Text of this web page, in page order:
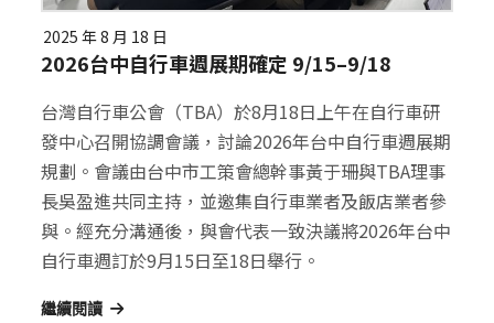
2025 年 8 月 18 日
2026台中自行車週展期確定 9/15–9/18
台灣自行車公會（TBA）於8月18日上午在自行車研
發中心召開協調會議，討論2026年台中自行車週展期
規劃。會議由台中市工策會總幹事黃于珊與TBA理事
長吳盈進共同主持，並邀集自行車業者及飯店業者參
與。經充分溝通後，與會代表一致決議將2026年台中
自行車週訂於9月15日至18日舉行。
繼續閱讀